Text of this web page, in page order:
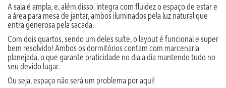
A sala é ampla, e, além disso, integra com fluidez o espaço de estar e
a área para mesa de jantar, ambos iluminados pela luz natural que
entra generosa pela sacada.
Com dois quartos, sendo um deles suíte, o layout é funcional e super
bem resolvido! Ambos os dormitórios contam com marcenaria
planejada, o que garante praticidade no dia a dia mantendo tudo no
seu devido lugar.
Ou seja, espaço não será um problema por aqui!